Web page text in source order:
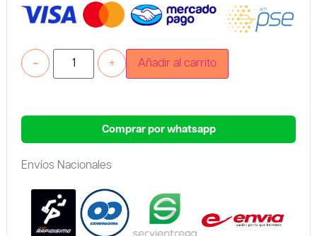
+
- Añadir al carrito
Comprar por whatsapp
Envíos Nacionales